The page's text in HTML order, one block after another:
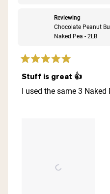
Reviewing
Chocolate Peanut
Naked Pea - 2LB
Rated
5
out
of
Stuff is great 👍
I used the same 3 Naked